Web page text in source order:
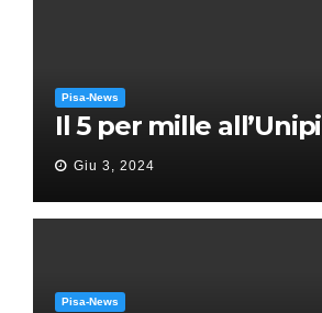
Pisa-News
Il 5 per mille all’Unipi
Giu 3, 2024
Pisa-News